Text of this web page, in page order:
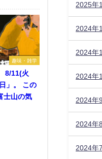
趣味・雑学
8/11(火
」。 この
士山の気
2025年
2024年
2024年
2024年
2024年
2024年
2024年